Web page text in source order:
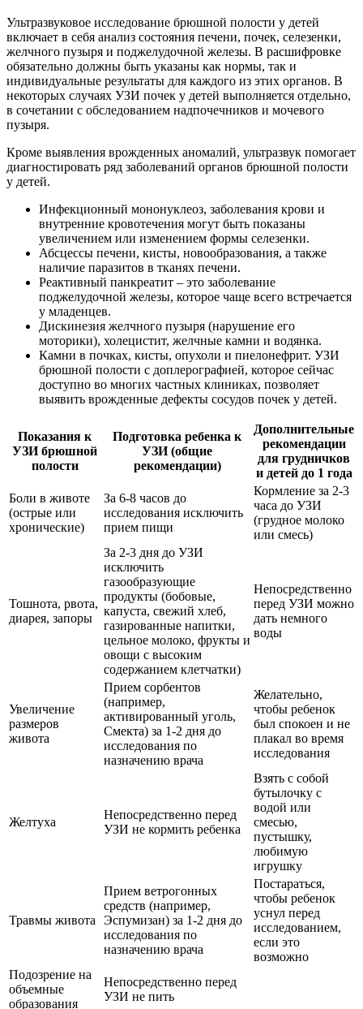
Ультразвуковое исследование брюшной полости у детей
включает в себя анализ состояния печени, почек, селезенки,
желчного пузыря и поджелудочной железы. В расшифровке
обязательно должны быть указаны как нормы, так и
индивидуальные результаты для каждого из этих органов. В
некоторых случаях УЗИ почек у детей выполняется отдельно,
в сочетании с обследованием надпочечников и мочевого
пузыря.
Кроме выявления врожденных аномалий, ультразвук помогает
диагностировать ряд заболеваний органов брюшной полости
у детей.
Инфекционный мононуклеоз, заболевания крови и
внутренние кровотечения могут быть показаны
увеличением или изменением формы селезенки.
Абсцессы печени, кисты, новообразования, а также
наличие паразитов в тканях печени.
Реактивный панкреатит – это заболевание
поджелудочной железы, которое чаще всего встречается
у младенцев.
Дискинезия желчного пузыря (нарушение его
моторики), холецистит, желчные камни и водянка.
Камни в почках, кисты, опухоли и пиелонефрит. УЗИ
брюшной полости с доплерографией, которое сейчас
доступно во многих частных клиниках, позволяет
выявить врожденные дефекты сосудов почек у детей.
Показания к
УЗИ брюшной
полости
Подготовка ребенка к
УЗИ (общие
рекомендации)
Дополнительные
рекомендации
для грудничков
и детей до 1 года
Боли в животе
(острые или
хронические)
За 6-8 часов до
исследования исключить
прием пищи
Кормление за 2-3
часа до УЗИ
(грудное молоко
или смесь)
Тошнота, рвота,
диарея, запоры
За 2-3 дня до УЗИ
исключить
газообразующие
продукты (бобовые,
капуста, свежий хлеб,
газированные напитки,
цельное молоко, фрукты и
овощи с высоким
содержанием клетчатки)
Непосредственно
перед УЗИ можно
дать немного
воды
Увеличение
размеров
живота
Прием сорбентов
(например,
активированный уголь,
Смекта) за 1-2 дня до
исследования по
назначению врача
Желательно,
чтобы ребенок
был спокоен и не
плакал во время
исследования
Желтуха
Непосредственно перед
УЗИ не кормить ребенка
Взять с собой
бутылочку с
водой или
смесью,
пустышку,
любимую
игрушку
Травмы живота
Прием ветрогонных
средств (например,
Эспумизан) за 1-2 дня до
исследования по
назначению врача
Постараться,
чтобы ребенок
уснул перед
исследованием,
если это
возможно
Подозрение на
объемные
образования
Непосредственно перед
УЗИ не пить